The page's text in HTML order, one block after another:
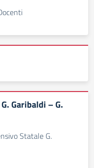
Garibaldi – G.
Statale G.